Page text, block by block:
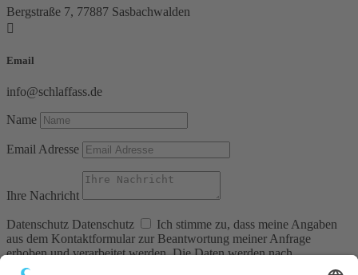
Bergstraße 7, 77887 Sasbachwalden

Email
info@schlaffass.de
Name
Email Adresse
Ihre Nachricht
Datenschutz Datenschutz
Ich stimme zu, dass meine Angaben
aus dem Kontaktformular zur Beantwortung meiner Anfrage
erhoben und verarbeitet werden. Die Daten werden nach
abgeschlossener Bearbeitung Ihrer Anfrage gelöscht. Hinweis: Sie